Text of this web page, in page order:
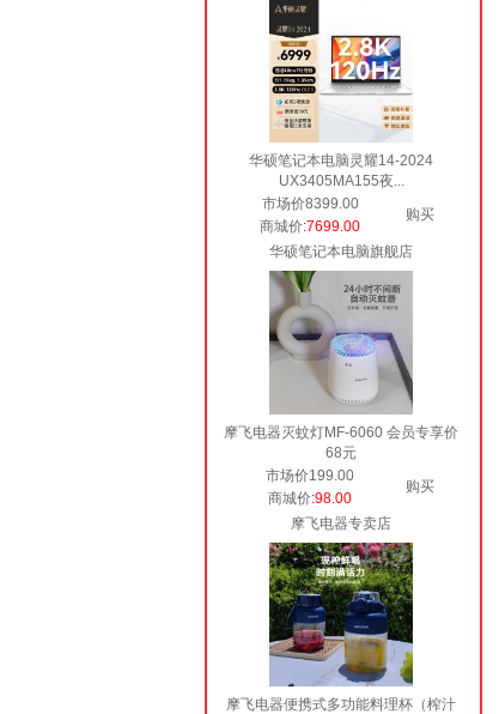
华硕笔记本电脑灵耀14-2024
UX3405MA155夜...
市场价8399.00
购买
商城价:7699.00
华硕笔记本电脑旗舰店
摩飞电器灭蚊灯MF-6060 会员专享价
68元
市场价199.00
购买
商城价:98.00
摩飞电器专卖店
摩飞电器便携式多功能料理杯（榨汁